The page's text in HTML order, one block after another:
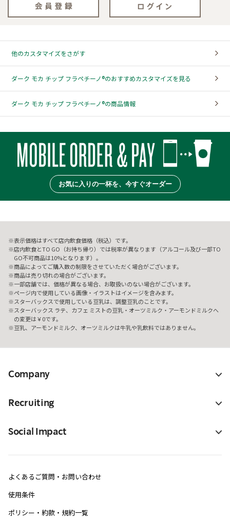
他のカスタマイズをさがす
ダーク モカ チップ フラペチーノ®のおすすめカスタマイズを見る
ダーク モカ チップ フラペチーノ®の商品情報
お気に入りの一杯を、今すぐオーダー
表示価格はすべて店内飲食価格（税込）です。
店内飲食とTO GO（お持ち帰り）では税率が異なります（アルコール及び一部TO
GO不可商品は10%となります）。
商品によってご購入数の制限をさせていただく場合がございます。
商品は売り切れの場合がございます。
一部店舗では、価格が異なる場合、お取扱いのない場合がございます。
ページ内で使用している画像・イラストはイメージを含みます。
スターバックスで使用している豆乳は、調整豆乳のことです。
スターバックス ラテ、カフェ ミストの豆乳・オーツミルク・アーモンドミルクへ
の変更は￥0です。
豆乳、アーモンドミルク、オーツミルクは牛乳や乳飲料ではありません。
Company
Recruiting
Social Impact
よくあるご質問・お問い合わせ
使用条件
ポリシー・約款・規約一覧